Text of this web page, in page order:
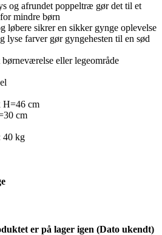
og afrundet poppeltræ gør det til et
mindre børn
løbere sikrer en sikker gynge oplevelse
lyse farver gør gyngehesten til en sød
eller legeområde
H=46 cm
cm
40 kg
er på lager igen (Dato ukendt)